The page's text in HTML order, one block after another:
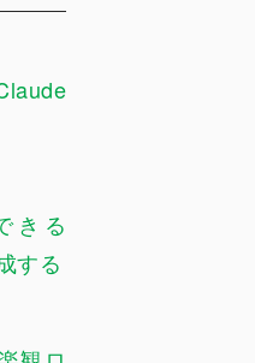
きる
する